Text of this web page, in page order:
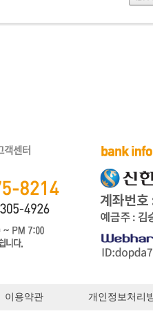
이용약관 개인정보처리